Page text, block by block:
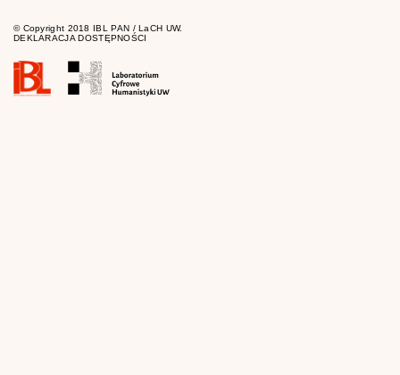
© Copyright 2018 IBL PAN / LaCH UW.
DEKLARACJA DOSTĘPNOŚCI